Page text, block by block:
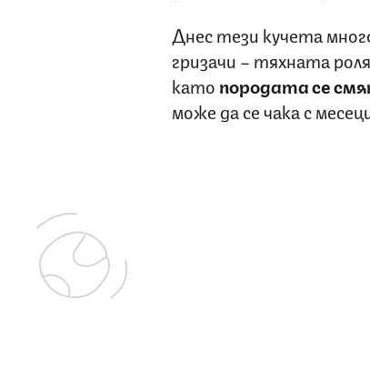
Днес тези кучета
гризачи – тяхната
като породата се
може да се чака с